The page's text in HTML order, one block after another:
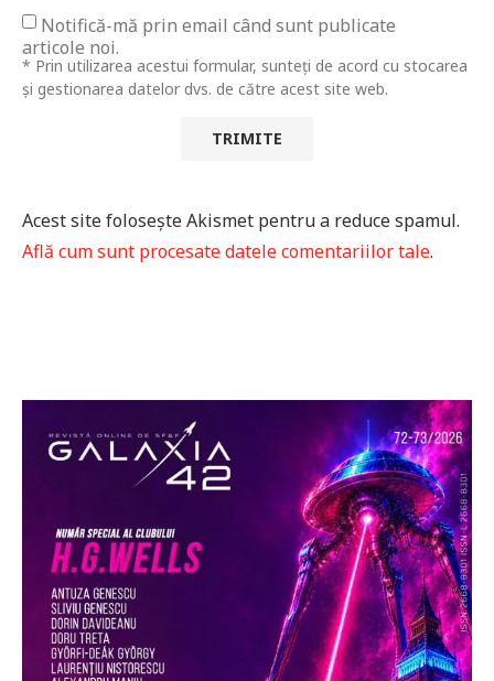
Notifică-mă prin email când sunt publicate
articole noi.
* Prin utilizarea acestui formular, sunteți de acord cu stocarea
și gestionarea datelor dvs. de către acest site web.
Acest site folosește Akismet pentru a reduce spamul.
Află cum sunt procesate datele comentariilor tale.